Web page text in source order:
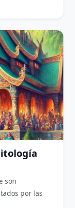
son
por las